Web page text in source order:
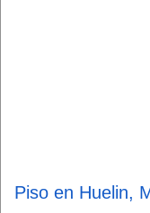
Piso en Huelin,